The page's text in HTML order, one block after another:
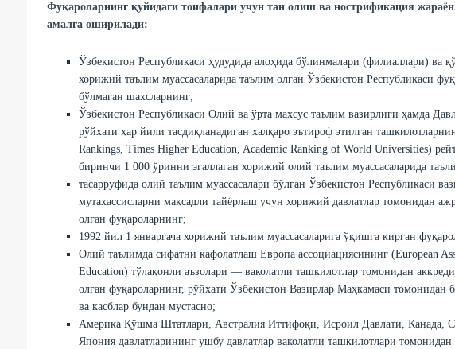
Фуқароларнинг қуйидаги тоифалари учун тан олиш ва нострификация
амалга оширилади:
Ўзбекистон Республикаси ҳудудида алоҳида бўлинмалари (филиаллари) ва
хорижий таълим муассасаларида таълим олган Ўзбекистон Республикаси
бўлмаган шахсларнинг;
Ўзбекистон Республикаси Олий ва ўрта махсус таълим вазирлиги ҳамда
рўйхати ҳар йили тасдиқланадиган халқаро эътироф этилган
Rankings, Times Higher Education, Academic Ranking of World Universities)
биринчи 1 000 ўринни эгаллаган хорижий олий таълим муассасаларида
тасарруфида олий таълим муассасалари бўлган Ўзбекистон Республикаси
мутахассисларни мақсадли тайёрлаш учун хорижий давлатлар томонидан
олган фуқароларнинг;
1992 йил 1 январгача хорижий таълим муассасаларига ўқишга кирган
Олий таълимда сифатни кафолатлаш Европа ассоциациясининг (European
Education) тўлақонли аъзолари — ваколатли ташкилотлар томонидан
олган фуқароларнинг, рўйхати Ўзбекистон Вазирлар Маҳкамаси томонидан
ва касблар бундан мустасно;
Америка Қўшма Штатлари, Австралия Иттифоқи, Исроил Давлати, Канада,
Япония давлатларининг ушбу давлатлар ваколатли ташкилотлари